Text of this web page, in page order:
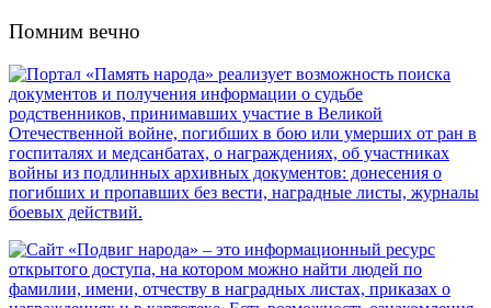
Помним вечно